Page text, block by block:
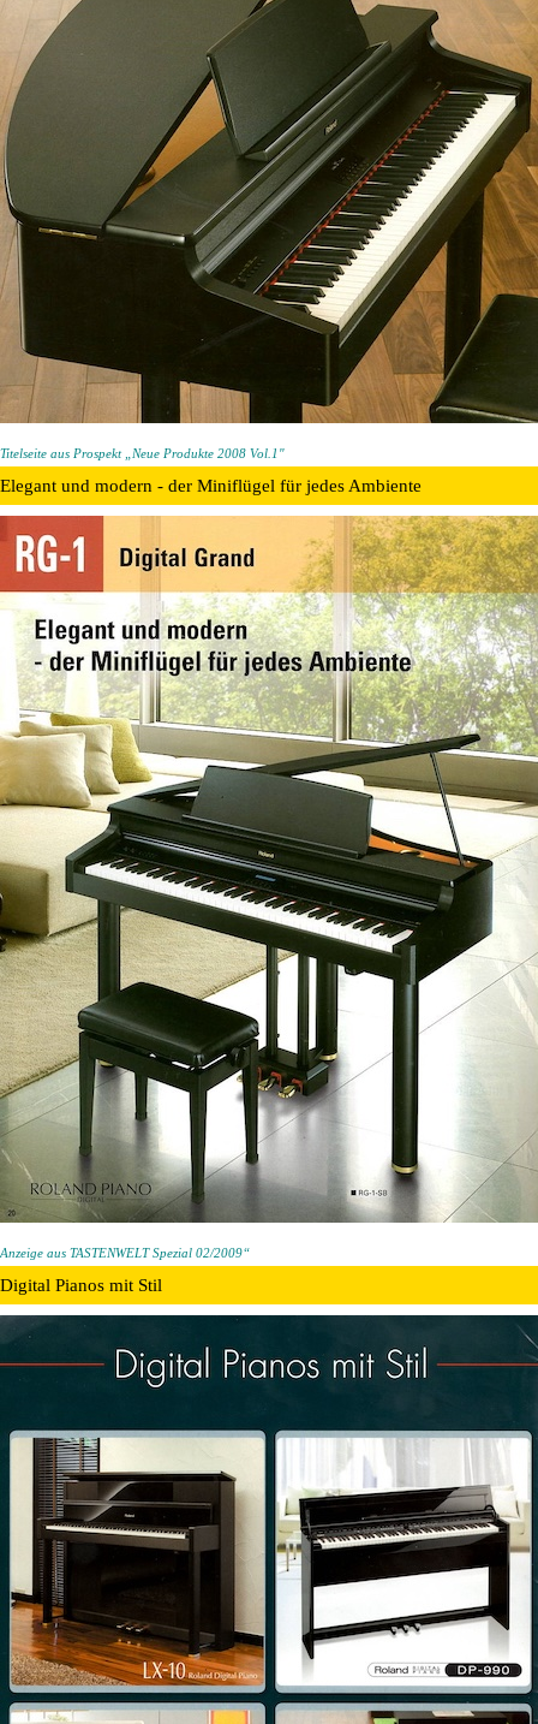
Titelseite aus Prospekt „Neue Produkte 2008 Vol.1"
Elegant und modern - der Miniflügel für jedes Ambiente
Anzeige aus TASTENWELT Spezial 02/2009“
Digital Pianos mit Stil